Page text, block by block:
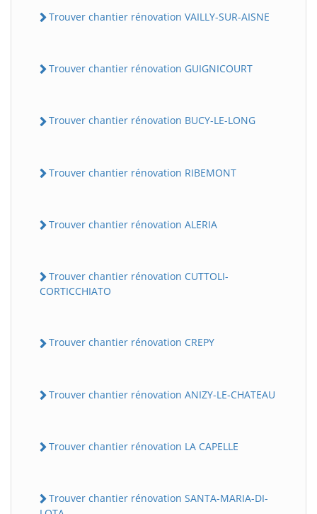
Trouver chantier rénovation VAILLY-SUR-AISNE
Trouver chantier rénovation GUIGNICOURT
Trouver chantier rénovation BUCY-LE-LONG
Trouver chantier rénovation RIBEMONT
Trouver chantier rénovation ALERIA
Trouver chantier rénovation CUTTOLI-
CORTICCHIATO
Trouver chantier rénovation CREPY
Trouver chantier rénovation ANIZY-LE-CHATEAU
Trouver chantier rénovation LA CAPELLE
Trouver chantier rénovation SANTA-MARIA-DI-